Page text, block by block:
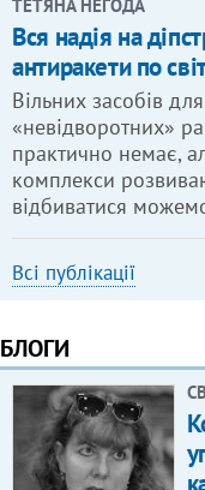
ТЕТЯНА НЕГОДА
Вся надія на
антиракети по
Вільних засобів
«невідворотних»
практично немає,
комплекси
відбиватися
Всі публікації
БЛОГИ